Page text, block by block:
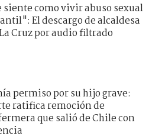
siente como vivir abuso sexual
El descargo de alcaldesa
Cruz por audio filtrado
permiso por su hijo grave:
ratifica remoción de
que salió de Chile con